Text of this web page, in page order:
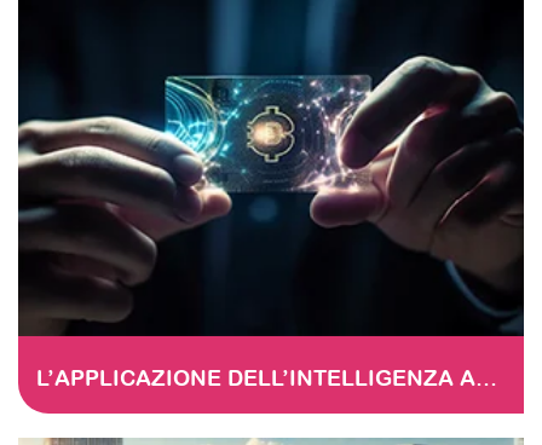
L’APPLICAZIONE DELL’INTELLIGENZA ARTIFICIALE NEI SERVIZI FINANZIARI – Duplicate – [#4178]